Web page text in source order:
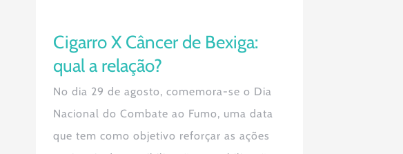
Cigarro X Câncer de Bexiga:
qual a relação?
No dia 29 de agosto, comemora-se o Dia
Nacional do Combate ao Fumo, uma data
que tem como objetivo reforçar as ações